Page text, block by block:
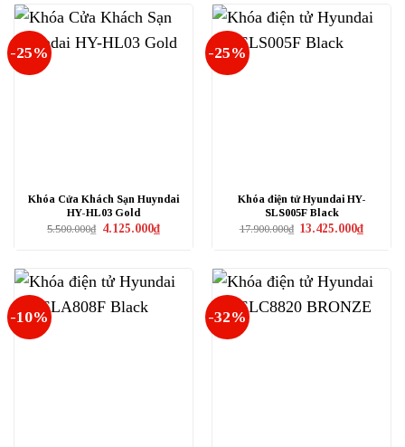
-25%
Khóa Cửa Khách Sạn Huyndai
HY-HL03 Gold
5.500.000₫ Giá
4.125.000₫Giá
hiện
-25%
Khóa điện tử Hyundai HY-
SLS005F Black
17.900.000₫ Giá
13.425.000₫Giá
hiện
-10% -32%